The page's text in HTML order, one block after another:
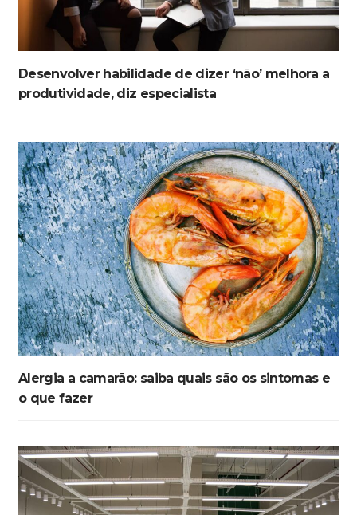
Desenvolver habilidade de dizer ‘não’ melhora a
produtividade, diz especialista
Alergia a camarão: saiba quais são os sintomas e
o que fazer